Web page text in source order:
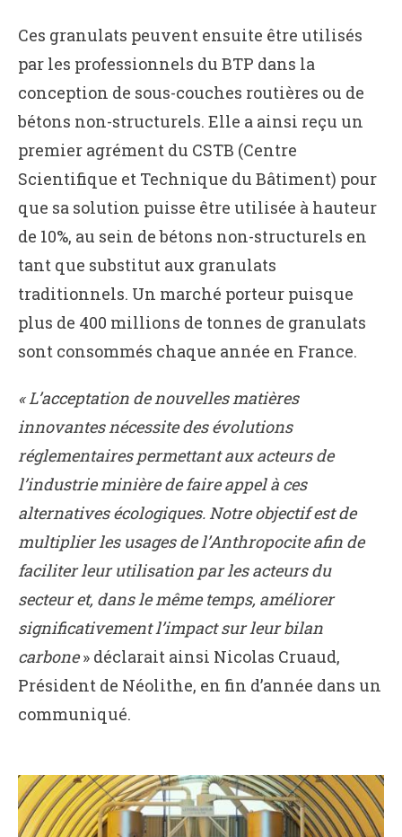
Ces granulats peuvent ensuite être utilisés
par les professionnels du BTP dans la
conception de sous-couches routières ou de
bétons non-structurels. Elle a ainsi reçu un
premier agrément du CSTB (Centre
Scientifique et Technique du Bâtiment) pour
que sa solution puisse être utilisée à hauteur
de 10%, au sein de bétons non-structurels en
tant que substitut aux granulats
traditionnels. Un marché porteur puisque
plus de 400 millions de tonnes de granulats
sont consommés chaque année en France.
« L’acceptation de nouvelles matières
innovantes nécessite des évolutions
réglementaires permettant aux acteurs de
l’industrie minière de faire appel à ces
alternatives écologiques. Notre objectif est de
multiplier les usages de l’Anthropocite afin de
faciliter leur utilisation par les acteurs du
secteur et, dans le même temps, améliorer
significativement l’impact sur leur bilan
carbone» déclarait ainsi Nicolas Cruaud,
Président de Néolithe, en fin d’année dans un
communiqué.